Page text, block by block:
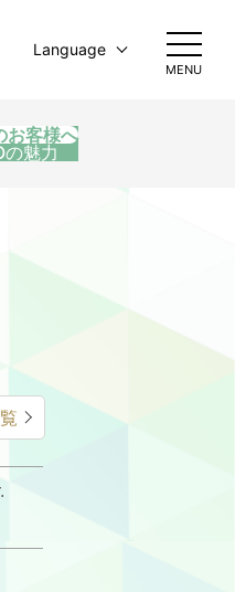
MENU
Language
简体中文
お客様へ
の魅力